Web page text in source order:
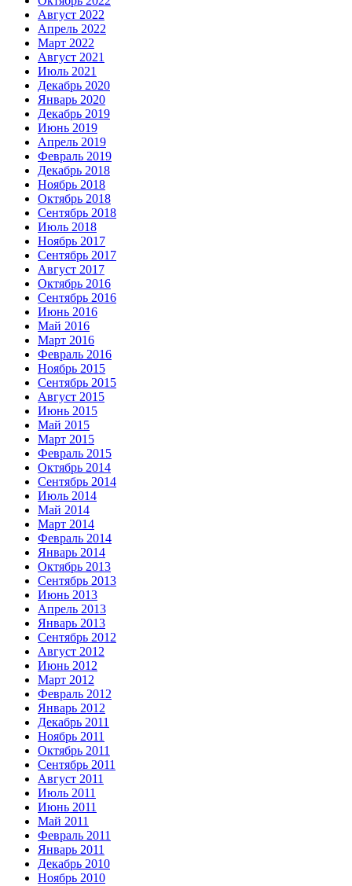
Август 2022
Апрель 2022
Март 2022
Август 2021
Июль 2021
Декабрь 2020
Январь 2020
Декабрь 2019
Июнь 2019
Апрель 2019
Февраль 2019
Декабрь 2018
Ноябрь 2018
Октябрь 2018
Сентябрь 2018
Июль 2018
Ноябрь 2017
Сентябрь 2017
Август 2017
Октябрь 2016
Сентябрь 2016
Июнь 2016
Май 2016
Март 2016
Февраль 2016
Ноябрь 2015
Сентябрь 2015
Август 2015
Июнь 2015
Май 2015
Март 2015
Февраль 2015
Октябрь 2014
Сентябрь 2014
Июль 2014
Май 2014
Март 2014
Февраль 2014
Январь 2014
Октябрь 2013
Сентябрь 2013
Июнь 2013
Апрель 2013
Январь 2013
Сентябрь 2012
Август 2012
Июнь 2012
Март 2012
Февраль 2012
Январь 2012
Декабрь 2011
Ноябрь 2011
Октябрь 2011
Сентябрь 2011
Август 2011
Июль 2011
Июнь 2011
Май 2011
Февраль 2011
Январь 2011
Декабрь 2010
Ноябрь 2010